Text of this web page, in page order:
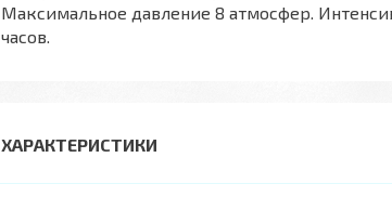
Максимальное давление 8 атмосфер.
часов.
ХАРАКТЕРИСТИКИ